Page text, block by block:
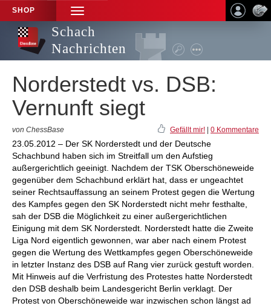
SHOP
TOGGLE
NAVIGATION
Schach
Nachrichten
Norderstedt vs. DSB:
Vernunft siegt
von ChessBase Gefällt mir! 0 Kommentare
23.05.2012 – Der SK Norderstedt und der Deutsche
Schachbund haben sich im Streitfall um den Aufstieg
außergerichtlich geeinigt. Nachdem der TSK Oberschöneweide
gegenüber dem Schachbund erklärt hat, dass er ungeachtet
seiner Rechtsauffassung an seinem Protest gegen die Wertung
des Kampfes gegen den SK Norderstedt nicht mehr festhalte,
sah der DSB die Möglichkeit zu einer außergerichtlichen
Einigung mit dem SK Norderstedt. Norderstedt hatte die Zweite
Liga Nord eigentlich gewonnen, war aber nach einem Protest
gegen die Wertung des Wettkampfes gegen Oberschöneweide
in letzter Instanz des DSB auf Rang vier zurück gestuft worden.
Mit Hinweis auf die Verfristung des Protestes hatte Norderstedt
den DSB deshalb beim Landesgericht Berlin verklagt. Der
Protest von Oberschöneweide war inzwischen schon längst ad